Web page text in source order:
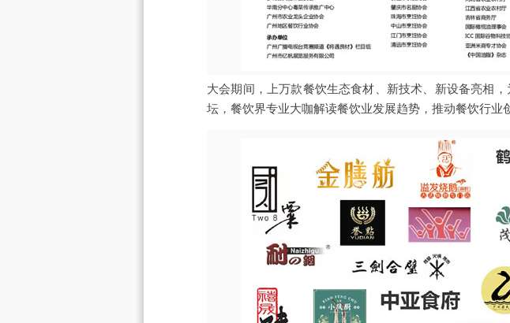
大会期间，上万款餐饮生态食材、新技术、新设备亮相
坛，餐饮界专业大咖解读餐饮业发展趋势，推动餐饮行业